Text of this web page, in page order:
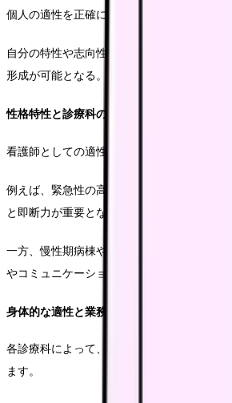
個人の適性を正確に把握することは、診療科
自分の特性や志向性を理解することで、よ
形成が可能となる。
性格特性と診療科の相性
看護師としての適性は、個人の性格特性と密
例えば、緊急性の高い判断が求められる救
と即断力が重要となります。
一方、慢性期病棟や在宅医療では、患者様
やコミュニケーション能力がより重視されま
身体的な適性と業務負荷
各診療科によって、必要とされる体力や負
ます。